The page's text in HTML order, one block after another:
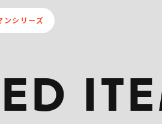
ンシリーズ